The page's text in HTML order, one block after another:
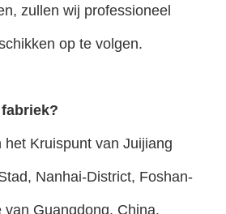
zullen wij professioneel
op te volgen.
Kruispunt van Juijiang
Nanhai-District, Foshan-
Guangdong, China.